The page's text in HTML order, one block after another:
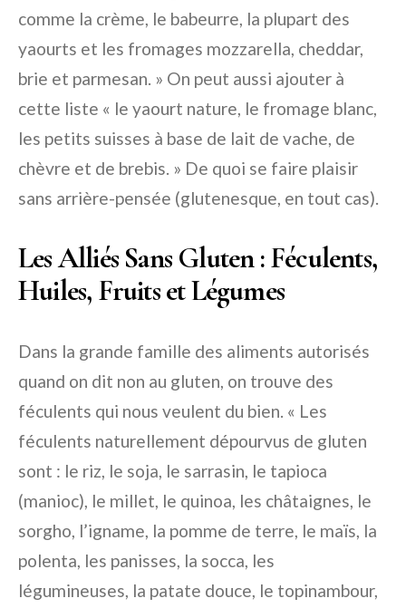
comme la crème, le babeurre, la plupart des
yaourts et les fromages mozzarella, cheddar,
brie et parmesan. » On peut aussi ajouter à
cette liste « le yaourt nature, le fromage blanc,
les petits suisses à base de lait de vache, de
chèvre et de brebis. » De quoi se faire plaisir
sans arrière-pensée (glutenesque, en tout cas).
Les Alliés Sans Gluten : Féculents,
Huiles, Fruits et Légumes
Dans la grande famille des aliments autorisés
quand on dit non au gluten, on trouve des
féculents qui nous veulent du bien. « Les
féculents naturellement dépourvus de gluten
sont : le riz, le soja, le sarrasin, le tapioca
(manioc), le millet, le quinoa, les châtaignes, le
sorgho, l’igname, la pomme de terre, le maïs, la
polenta, les panisses, la socca, les
légumineuses, la patate douce, le topinambour,